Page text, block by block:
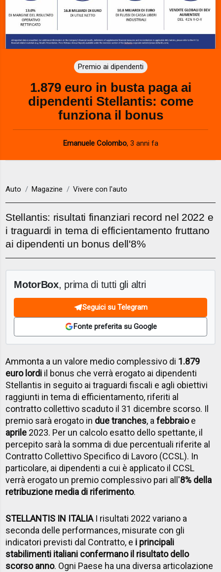
Premio ai dipendenti
1.879 euro in busta paga ai
dipendenti Stellantis: come
funziona il bonus
Emanuele Colombo, 3 anni fa
Auto Magazine Vivere con l'auto
Stellantis: risultati finanziari record nel 2022 e
i traguardi in tema di efficientamento fruttano
ai dipendenti un bonus dell'8%
MotorBox, prima di tutti gli altri
Seguici su Telegram
Fonte preferita su Google
Ammonta a un valore medio complessivo di 1.879
euro lordi il bonus che verrà erogato ai dipendenti
Stellantis in seguito ai traguardi fiscali e agli obiettivi
raggiunti in tema di efficientamento, riferiti al
contratto collettivo scaduto il 31 dicembre scorso. Il
premio sarà erogato in due tranches, afebbraioe
aprile 2023. Per un calcolo esatto dello spettante, il
percepito sarà la somma di due percentuali riferite al
Contratto Collettivo Specifico di Lavoro (CCSL). In
particolare, ai dipendenti a cui è applicato il CCSL
verrà erogato un premio complessivo pari all'8% della
retribuzione media di riferimento.
STELLANTIS IN ITALIAI risultati 2022 variano a
seconda delle performances, misurate con gli
indicatori previsti dal Contratto, e i principali
stabilimenti italiani confermano il risultato dello
scorso anno. Ogni Paese ha una diversa articolazione